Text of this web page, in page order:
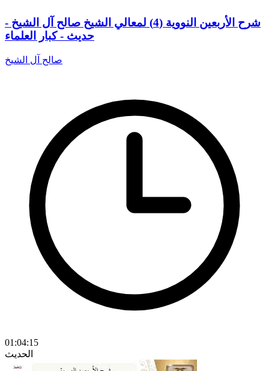
شرح الأربعين النووية (4) لمعالي الشيخ صالح آل الشيخ -
حديث - كبار العلماء
صالح آل الشيخ
01:04:15
الحديث